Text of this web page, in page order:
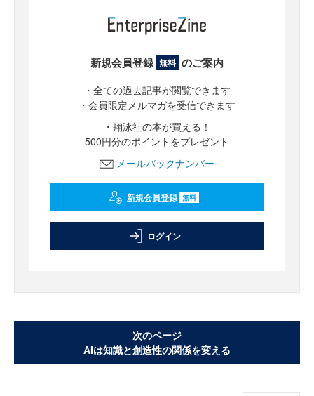
新規会員登録 無料 のご案内
・全ての過去記事が閲覧できます
・会員限定メルマガを受信できます
・翔泳社の本が買える！
500円分のポイントをプレゼント
メールバックナンバー
新規会員登録 無料
ログイン
次のページ
AIは知識と創造性の関係を変える